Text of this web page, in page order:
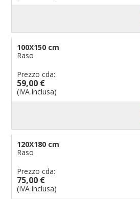
100X150 cm
Raso
Prezzo cda:
59,00 €
(IVA inclusa)
120X180 cm
Raso
Prezzo cda:
75,00 €
(IVA inclusa)